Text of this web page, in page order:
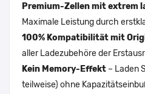
Premium-Zellen mit extrem
Maximale Leistung durch
100% Kompatibilität mit
aller Ladezubehöre der
Kein Memory-Effekt – Laden
teilweise) ohne